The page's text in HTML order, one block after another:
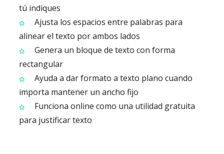
tú indiques
Ajusta los espacios entre palabras para
alinear el texto por ambos lados
Genera un bloque de texto con forma
rectangular
Ayuda a dar formato a texto plano cuando
importa mantener un ancho fijo
Funciona online como una utilidad gratuita
para justificar texto